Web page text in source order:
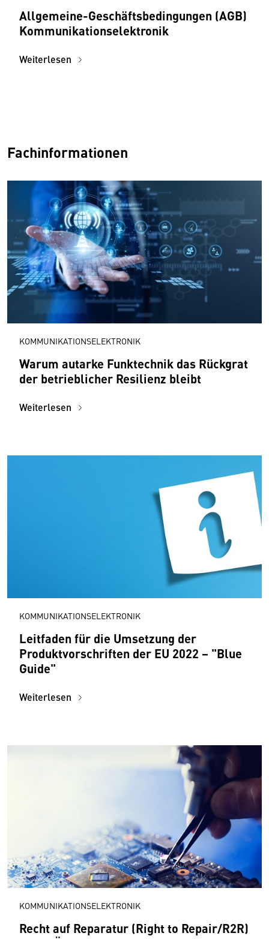
Allgemeine-Geschäftsbedingungen (AGB)
Kommunikationselektronik
Weiterlesen
Fachinformationen
KOMMUNIKATIONSELEKTRONIK
Warum autarke Funktechnik das Rückgrat
der betrieblicher Resilienz bleibt
Weiterlesen
KOMMUNIKATIONSELEKTRONIK
Leitfaden für die Umsetzung der
Produktvorschriften der EU 2022 − "Blue
Guide"
Weiterlesen
KOMMUNIKATIONSELEKTRONIK
Recht auf Reparatur (Right to Repair/R2R)